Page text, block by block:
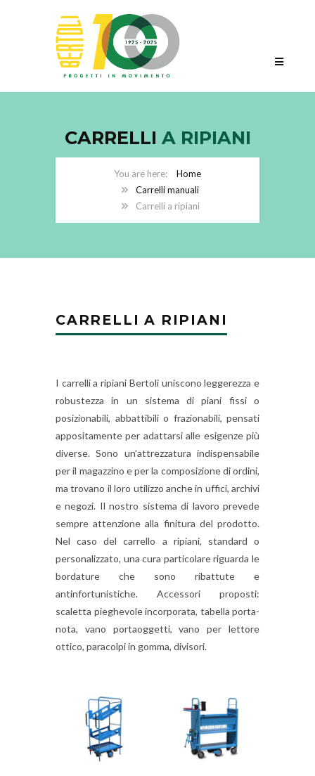
CARRELLI A RIPIANI
Home
Carrelli manuali
Carrelli a ripiani
CARRELLI A RIPIANI
I carrelli a ripiani Bertoli uniscono leggerezza e
robustezza in un sistema di piani fissi o
posizionabili, abbattibili o frazionabili, pensati
appositamente per adattarsi alle esigenze più
diverse. Sono un’attrezzatura indispensabile
per il magazzino e per la composizione di ordini,
ma trovano il loro utilizzo anche in uffici, archivi
e negozi. Il nostro sistema di lavoro prevede
sempre attenzione alla finitura del prodotto.
Nel caso del carrello a ripiani, standard o
personalizzato, una cura particolare riguarda le
bordature che sono ribattute e
antinfortunistiche. Accessori proposti:
scaletta pieghevole incorporata, tabella porta-
nota, vano portaoggetti, vano per lettore
ottico, paracolpi in gomma, divisori.